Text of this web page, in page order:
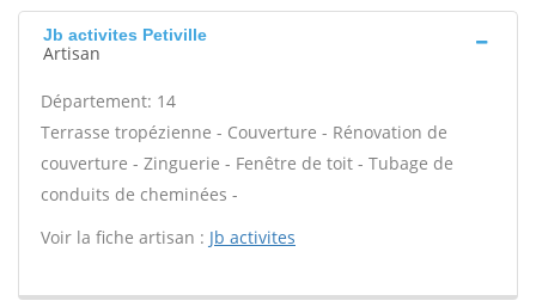
Jb activites Petiville
Artisan
Département: 14
Terrasse tropézienne - Couverture - Rénovation de
couverture - Zinguerie - Fenêtre de toit - Tubage de
conduits de cheminées -
Voir la fiche artisan : Jb activites